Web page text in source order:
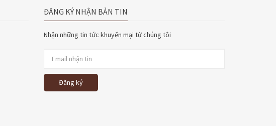
ĐĂNG KÝ NHẬN BẢN TIN
Nhận những tin tức khuyến mại từ chúng tôi
Đăng ký